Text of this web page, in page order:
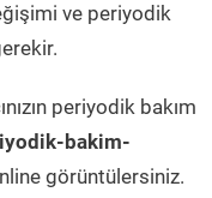
ve periyodik
periyodik bakım
bakim-
görüntülersiniz.